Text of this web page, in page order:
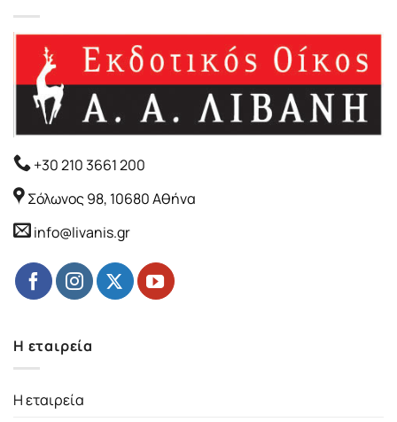
+30 210 3661 200
Σόλωνος 98, 10680 Αθήνα
info@livanis.gr
Η εταιρεία
Η εταιρεία